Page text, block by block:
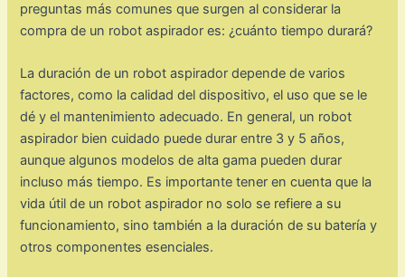
preguntas más comunes que surgen al considerar la
compra de un robot aspirador es: ¿cuánto tiempo durará?
La duración de un robot aspirador depende de varios
factores, como la calidad del dispositivo, el uso que se le
dé y el mantenimiento adecuado. En general, un robot
aspirador bien cuidado puede durar entre 3 y 5 años,
aunque algunos modelos de alta gama pueden durar
incluso más tiempo. Es importante tener en cuenta que la
vida útil de un robot aspirador no solo se refiere a su
funcionamiento, sino también a la duración de su batería y
otros componentes esenciales.